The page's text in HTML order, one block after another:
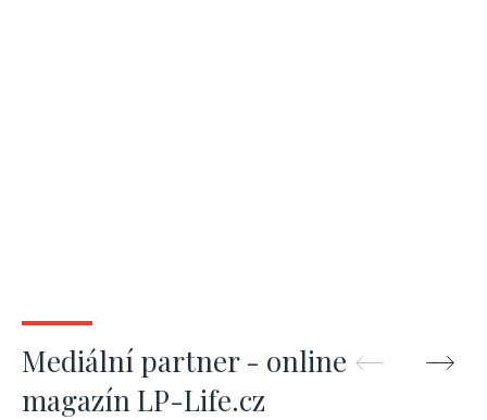
Mediální partner - online
magazín LP-Life.cz